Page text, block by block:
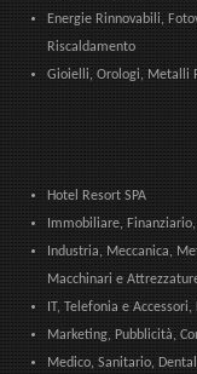
Energie Rinnovabili,
Riscaldamento
Gioielli, Orologi, Metalli
Hotel Resort SPA
Immobiliare,
Industria, Meccanica,
Macchinari e
IT, Telefonia e
Marketing, Pubblicità,
Medico, Sanitario,